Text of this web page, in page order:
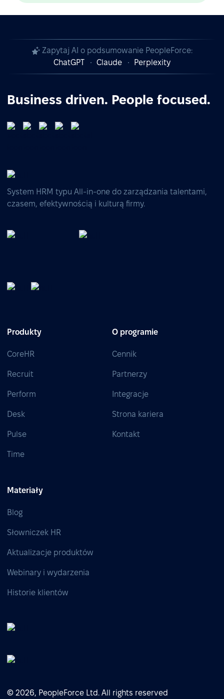
Zapytaj AI o podsumowanie PeopleForce:
ChatGPT
Claude Perplexity
Business driven. People focused.
System HRM typu All-in-one do zarządzania talentami,
czasem, efektywnością i kulturą firmy.
Produkty
CoreHR
Recruit
Perform
Desk
Pulse
Time
O programie
Cennik
Partnerzy
Integracje
Strona kariera
Kontakt
Materiały
Blog
Słowniczek HR
Aktualizacje produktów
Webinary i wydarzenia
Historie klientów
© 2026, PeopleForce Ltd. All rights reserved